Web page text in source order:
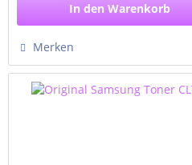
In den Warenkorb
Merken